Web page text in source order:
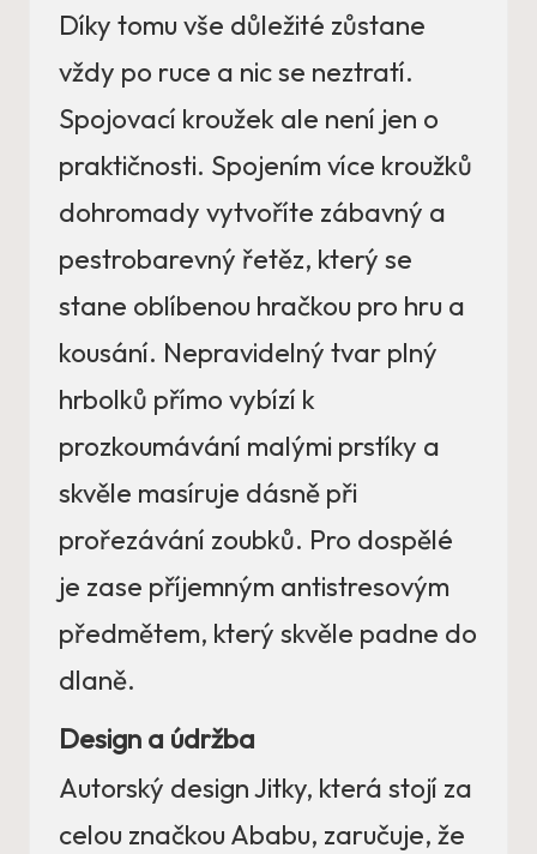
Díky tomu vše důležité zůstane
vždy po ruce a nic se neztratí.
Spojovací kroužek ale není jen o
praktičnosti. Spojením více kroužků
dohromady vytvoříte zábavný a
pestrobarevný řetěz, který se
stane oblíbenou hračkou pro hru a
kousání. Nepravidelný tvar plný
hrbolků přímo vybízí k
prozkoumávání malými prstíky a
skvěle masíruje dásně při
prořezávání zoubků. Pro dospělé
je zase příjemným antistresovým
předmětem, který skvěle padne do
dlaně.
Design a údržba
Autorský design Jitky, která stojí za
celou značkou Ababu, zaručuje, že